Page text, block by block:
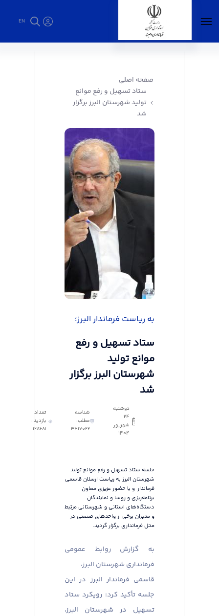
EN
صفحه اصلی
ستاد تسهیل و رفع موانع
تولید شهرستان البرز برگزار
شد
به ریاست فرماندار البرز؛
ستاد تسهیل و رفع
موانع تولید
شهرستان البرز برگزار
شد
دوشنبه
24
شهریور
1404
شناسه
مطلب:
3417022
تعداد
بازدید :
128681
جلسه ستاد تسهیل و رفع موانع تولید
شهرستان البرز به ریاست ارسلان قاسمی
فرماندار و با حضور عزیزی معاون
برنامه‌ریزی و روسا و نمایندگان
دستگاه‌های استانی و شهرستانی مرتبط
و مدیران برخی از واحدهای صنعتی در
محل فرمانداری برگزار گردید.
به گزارش روابط عمومی
فرمانداری شهرستان البرز،
قاسمی فرماندار البرز در این
جلسه تأکید کرد: رویکرد ستاد
تسهیل در شهرستان البرز،